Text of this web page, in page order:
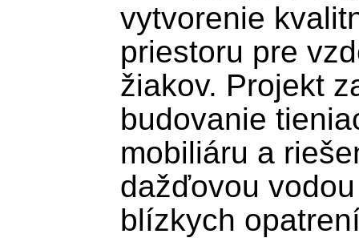
vytvorenie
priestoru pre
žiakov. Projekt
budovanie
mobiliáru a
dažďovou
blízkych